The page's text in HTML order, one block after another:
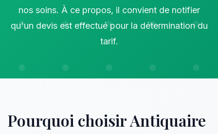
nos soins. À ce propos, il convient de notifier
qu'un devis est effectué pour la détermination du
tarif.
Pourquoi choisir Antiquaire